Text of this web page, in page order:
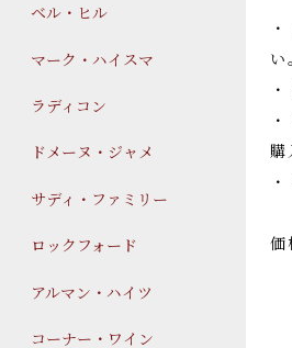
ベル・ヒル
マーク・ハイスマ
ラディコン
ドメーヌ・ジャメ
サディ・ファミリー
ロックフォード
アルマン・ハイツ
コーナー・ワイン
い
購